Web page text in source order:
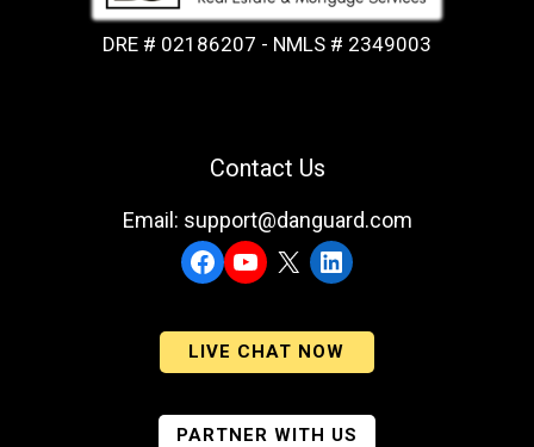
DRE # 02186207 - NMLS # 2349003
Contact Us
Email: support@danguard.com
Facebook
YouTubeLinkedIn
LIVE CHAT NOW
PARTNER WITH US